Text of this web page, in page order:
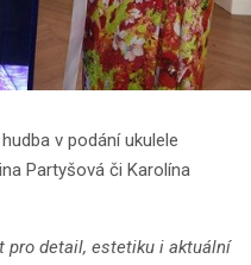
v podání ukulele
Partyšová či Karolína
pro detail, estetiku i aktuální